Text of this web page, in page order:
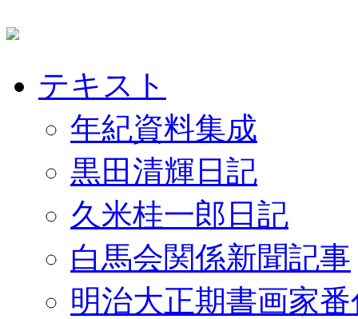
テキスト
年紀資料集成
黒田清輝日記
久米桂一郎日記
白馬会関係新聞記事
明治大正期書画家